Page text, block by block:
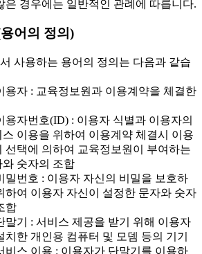
은 경우에는 일반적인 관례에 따릅니다.
어의 정의)
사용하는 용어의 정의는 다음과 같습
자 : 교육정보원과 이용계약을 체결한
자번호(ID) : 이용자 식별과 이용자의
스 이용을 위하여 이용계약 체결시 이용
선택에 의하여 교육정보원이 부여하는
와 숫자의 조합
번호 : 이용자 자신의 비밀을 보호하
하여 이용자 자신이 설정한 문자와 숫자
합
기 : 서비스 제공을 받기 위해 이용자
치한 개인용 컴퓨터 및 모뎀 등의 기기
스 이용 : 이용자가 단말기를 이용하